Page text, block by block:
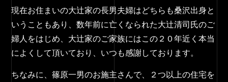
現在お住まいの大辻家の長男夫婦はどちらも桑沢出身と
いうこともあり、数年前に亡くなられた大辻清司氏のご
婦人をはじめ、大辻家のご家族にはこの２０年近く本当
によくして頂いており、いつも感謝しております。
ちなみに、篠原一男のお施主さんで、２つ以上の住宅を